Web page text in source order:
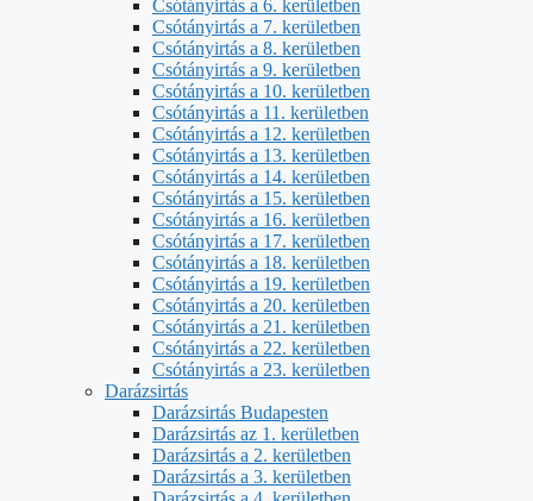
Csótányirtás a 6. kerületben
Csótányirtás a 7. kerületben
Csótányirtás a 8. kerületben
Csótányirtás a 9. kerületben
Csótányirtás a 10. kerületben
Csótányirtás a 11. kerületben
Csótányirtás a 12. kerületben
Csótányirtás a 13. kerületben
Csótányirtás a 14. kerületben
Csótányirtás a 15. kerületben
Csótányirtás a 16. kerületben
Csótányirtás a 17. kerületben
Csótányirtás a 18. kerületben
Csótányirtás a 19. kerületben
Csótányirtás a 20. kerületben
Csótányirtás a 21. kerületben
Csótányirtás a 22. kerületben
Csótányirtás a 23. kerületben
Darázsirtás
Darázsirtás Budapesten
Darázsirtás az 1. kerületben
Darázsirtás a 2. kerületben
Darázsirtás a 3. kerületben